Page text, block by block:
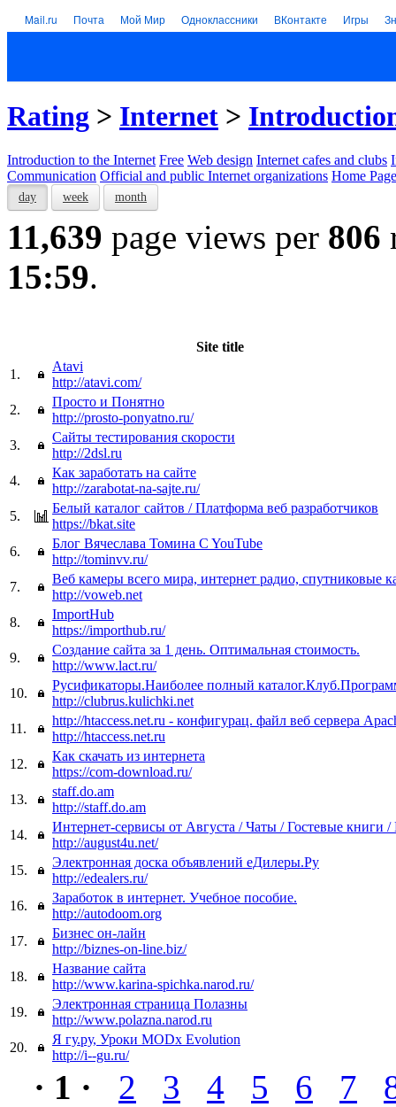
Mail.ru Почта Мой Мир Одноклассники ВКонтакте Игры
Rating > Internet >
Introduction to the Internet Free Web design Internet cafes and clubs
Communication Official and public Internet organizations Home
day week month
11,639 page views per 806
15:59.
Site title
1.
Atavi
http://atavi.com/
2.
Просто и Понятно
http://prosto-ponyatno.ru/
3.
Сайты тестирования скорости
http://2dsl.ru
4.
Как заработать на сайте
http://zarabotat-na-sajte.ru/
5.
Белый каталог сайтов / Платформа веб разработчиков
https://bkat.site
6.
Блог Вячеслава Томина C YouTube
http://tominvv.ru/
7.
Веб камеры всего мира, интернет радио, спутниковые
http://voweb.net
8.
ImportHub
https://importhub.ru/
9.
Создание сайта за 1 день. Оптимальная стоимость.
http://www.lact.ru/
10.
Русификаторы.Наиболее полный
http://clubrus.kulichki.net
11.
http://htaccess.net.ru - конфигурац. файл веб сервера
http://htaccess.net.ru
12.
Как скачать из интернета
https://com-download.ru/
13.
staff.do.am
http://staff.do.am
14.
Интернет-сервисы от Августа / Чаты / Гостевые книги
http://august4u.net/
15.
Электронная доска объявлений еДилеры.Ру
http://edealers.ru/
16.
Заработок в интернет. Учебное пособие.
http://autodoom.org
17.
Бизнес он-лайн
http://biznes-on-line.biz/
18.
Название сайта
http://www.karina-spichka.narod.ru/
19.
Электронная страница Полазны
http://www.polazna.narod.ru
20.
Я гу.ру, Уроки MODx Evolution
http://i--gu.ru/
· 1 · 2 3 4 5 6 7